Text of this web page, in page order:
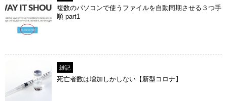
複数のパソコンで使うファイルを自動同期させる３つ手
順 part1
雑記
死亡者数は増加しかしない【新型コロナ】